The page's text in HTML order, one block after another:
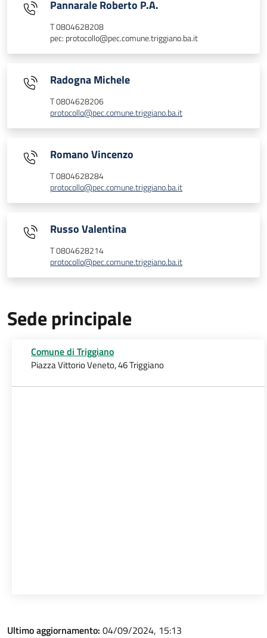
Pannarale Roberto P.A.
T 0804628208
pec: protocollo@pec.comune.triggiano.ba.it
Radogna Michele
T 0804628206
protocollo@pec.comune.triggiano.ba.it
Romano Vincenzo
T 0804628284
protocollo@pec.comune.triggiano.ba.it
Russo Valentina
T 0804628214
protocollo@pec.comune.triggiano.ba.it
Sede principale
Comune di Triggiano
Piazza Vittorio Veneto, 46 Triggiano
Ultimo aggiornamento: 04/09/2024, 15:13